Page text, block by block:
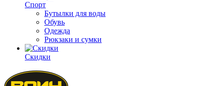
Спорт
Бутылки для воды
Обувь
Одежда
Рюкзаки и сумки
Скидки